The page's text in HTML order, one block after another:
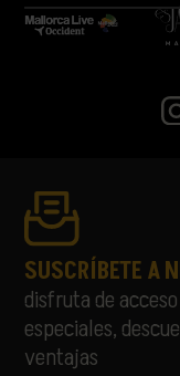
MARIBEL MAYANS
MEDUZA
PABLOPABLO
PARALLELLE
PARFAVAR
PIONAL
RATA
RUSOWSKY
SAMURAÏ
SORÄ
SUSCRÍBETE A
disfruta de
especiales,
ventajas